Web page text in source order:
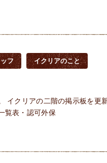
フ イクリアのこと
イクリアの二階の掲示板を更
覧表・認可外保